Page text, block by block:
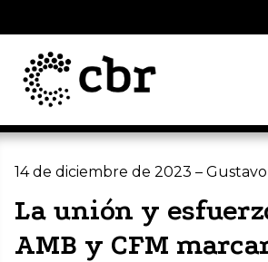
14 de diciembre de 2023 –
La unión y
AMB y CFM